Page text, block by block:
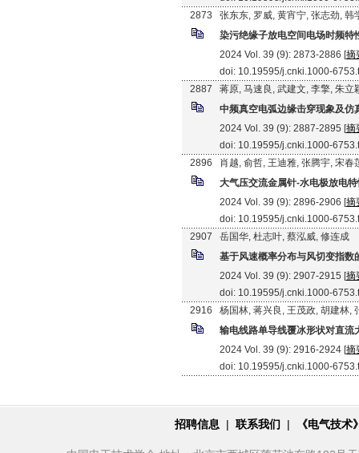
2873
张东东, 罗威, 黄宵宁, 张志劲, 韩
染污绝缘子放电空间电场时频特
2024 Vol. 39 (9): 2873-2886 [摘
doi: 10.19595/j.cnki.1000-
2887
蒋原, 马速良, 武建文, 李擎, 朱立
中频真空电弧边缘击穿现象及仿
2024 Vol. 39 (9): 2887-2895 [摘
doi: 10.19595/j.cnki.1000-
2896
肖越, 俞哲, 王迪雅, 张腾宇, 宋春
大气压交流金属针-水电极放电
2024 Vol. 39 (9): 2896-2906 [摘
doi: 10.19595/j.cnki.1000-
2907
岳国华, 杜志叶, 蔡泓威, 修连成
基于风速概率分布与风切变指数
2024 Vol. 39 (9): 2907-2915 [摘
doi: 10.19595/j.cnki.1000-
2916
杨国林, 蒋兴良, 王茂政, 胡建林,
输电线路单导线覆冰形状对直流
2024 Vol. 39 (9): 2916-2924 [摘
doi: 10.19595/j.cnki.1000-
招聘信息 | 联系我们 | 《电气技